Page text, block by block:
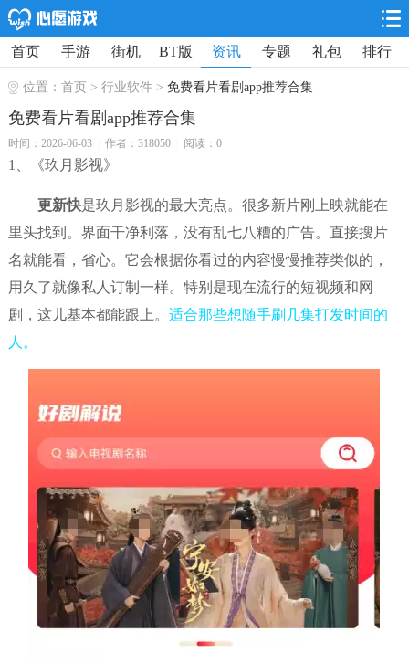
首页 手游 街机 BT版 资讯 专题 礼包 排行
位置： 首页 > 行业软件> 免费看片看剧app推荐合集
免费看片看剧app推荐合集
时间：2026-06-03 作者：318050 阅读：0
1、《玖月影视》
更新快是玖月影视的最大亮点。很多新片刚上映就能在
里头找到。界面干净利落，没有乱七八糟的广告。直接搜片
名就能看，省心。它会根据你看过的内容慢慢推荐类似的，
用久了就像私人订制一样。特别是现在流行的短视频和网
剧，这儿基本都能跟上。 适合那些想随手刷几集打发时间的
人。